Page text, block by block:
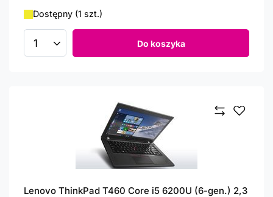
Dostępny (1 szt.)
Ilość produktów Do koszyka
Lenovo ThinkPad T460 Core i5 6200U (6-gen.) 2,3